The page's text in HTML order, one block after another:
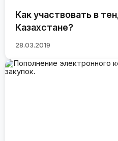
Как участвовать в
Казахстане?
28.03.2019